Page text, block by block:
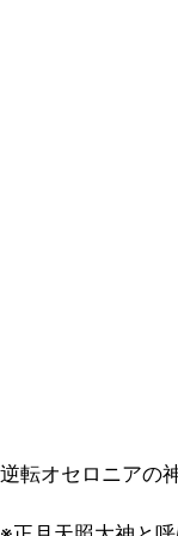
逆転オセロニアの